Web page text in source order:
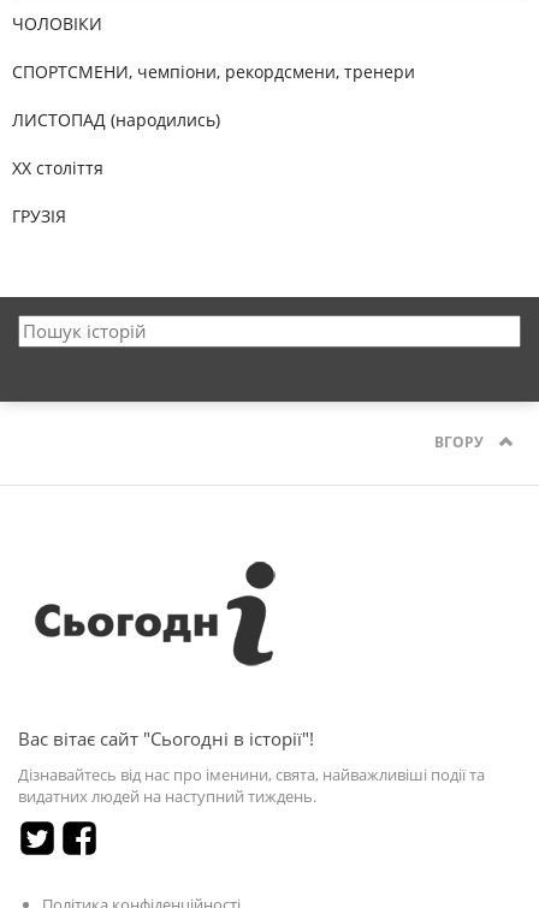
ЧОЛОВІКИ
СПОРТСМЕНИ, чемпіони, рекордсмени, тренери
ЛИСТОПАД (народились)
XX століття
ГРУЗІЯ
ВГОРУ
Вас вітає сайт "Сьогодні в історії"!
Дізнавайтесь від нас про іменини, свята, найважливіші події та
видатних людей на наступний тиждень.